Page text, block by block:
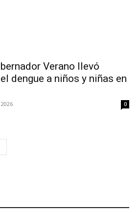
Verano llevó
dengue a niños y niñas en
0